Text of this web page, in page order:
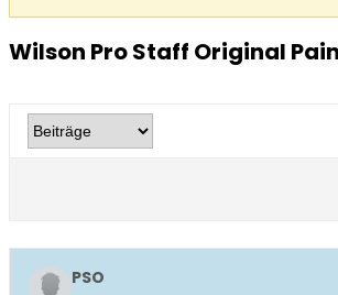
Wilson Pro Staff Original
PSO